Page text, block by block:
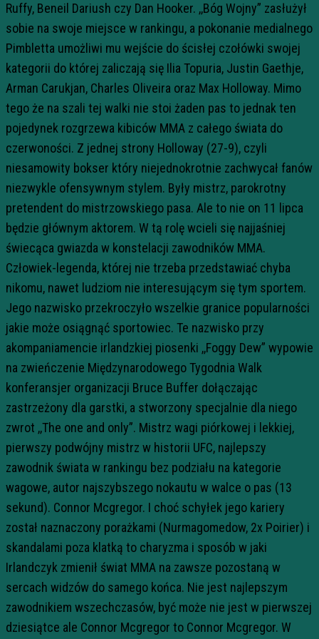
Ruffy, Beneil Dariush czy Dan Hooker. ,,Bóg Wojny” zasłużył
sobie na swoje miejsce w rankingu, a pokonanie medialnego
Pimbletta umożliwi mu wejście do ścisłej czołówki swojej
kategorii do której zaliczają się Ilia Topuria, Justin Gaethje,
Arman Carukjan, Charles Oliveira oraz Max Holloway. Mimo
tego że na szali tej walki nie stoi żaden pas to jednak ten
pojedynek rozgrzewa kibiców MMA z całego świata do
czerwoności. Z jednej strony Holloway (27-9), czyli
niesamowity bokser który niejednokrotnie zachwycał fanów
niezwykle ofensywnym stylem. Były mistrz, parokrotny
pretendent do mistrzowskiego pasa. Ale to nie on 11 lipca
będzie głównym aktorem. W tą rolę wcieli się najjaśniej
świecąca gwiazda w konstelacji zawodników MMA.
Człowiek-legenda, której nie trzeba przedstawiać chyba
nikomu, nawet ludziom nie interesującym się tym sportem.
Jego nazwisko przekroczyło wszelkie granice popularności
jakie może osiągnąć sportowiec. Te nazwisko przy
akompaniamencie irlandzkiej piosenki ,,Foggy Dew” wypowie
na zwieńczenie Międzynarodowego Tygodnia Walk
konferansjer organizacji Bruce Buffer dołączając
zastrzeżony dla garstki, a stworzony specjalnie dla niego
zwrot ,,The one and only”. Mistrz wagi piórkowej i lekkiej,
pierwszy podwójny mistrz w historii UFC, najlepszy
zawodnik świata w rankingu bez podziału na kategorie
wagowe, autor najszybszego nokautu w walce o pas (13
sekund). Connor Mcgregor. I choć schyłek jego kariery
został naznaczony porażkami (Nurmagomedow, 2x Poirier) i
skandalami poza klatką to charyzma i sposób w jaki
Irlandczyk zmienił świat MMA na zawsze pozostaną w
sercach widzów do samego końca. Nie jest najlepszym
zawodnikiem wszechczasów, być może nie jest w pierwszej
dziesiątce ale Connor Mcgregor to Connor Mcgregor. W